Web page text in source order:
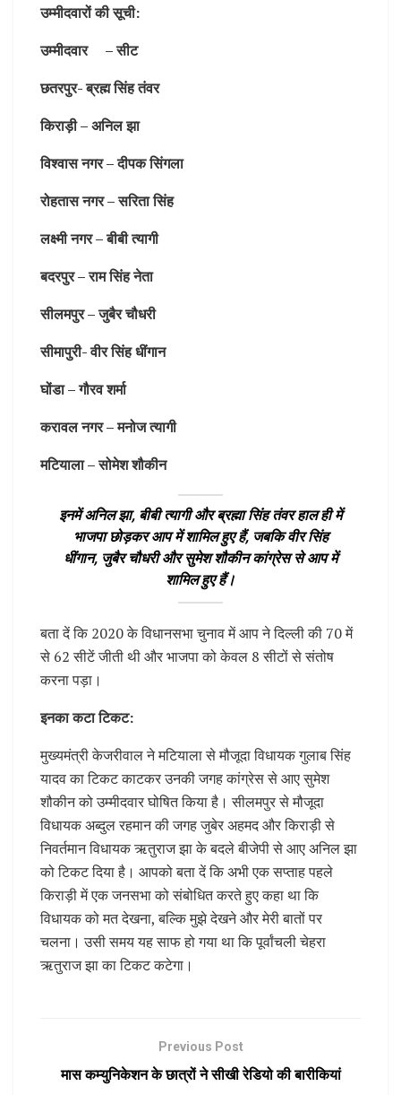
उम्मीदवारों की सूची:
उम्मीदवार – सीट
छतरपुर- ब्रह्म सिंह तंवर
किराड़ी – अनिल झा
विश्वास नगर – दीपक सिंगला
रोहतास नगर – सरिता सिंह
लक्ष्मी नगर – बीबी त्यागी
बदरपुर – राम सिंह नेता
सीलमपुर – जुबैर चौधरी
सीमापुरी- वीर सिंह धींगान
घोंडा – गौरव शर्मा
करावल नगर – मनोज त्यागी
मटियाला – सोमेश शौकीन
इनमें अनिल झा, बीबी त्यागी और ब्रह्मा सिंह तंवर हाल ही में
भाजपा छोड़कर आप में शामिल हुए हैं, जबकि वीर सिंह
धींगान, जुबैर चौधरी और सुमेश शौकीन कांग्रेस से आप में
शामिल हुए हैं।
बता दें कि 2020 के विधानसभा चुनाव में आप ने दिल्ली की 70 में
से 62 सीटें जीती थी और भाजपा को केवल 8 सीटों से संतोष
करना पड़ा।
इनका कटा टिकट:
मुख्यमंत्री केजरीवाल ने मटियाला से मौजूदा विधायक गुलाब सिंह
यादव का टिकट काटकर उनकी जगह कांग्रेस से आए सुमेश
शौकीन को उम्मीदवार घोषित किया है। सीलमपुर से मौजूदा
विधायक अब्दुल रहमान की जगह जुबेर अहमद और किराड़ी से
निवर्तमान विधायक ऋतुराज झा के बदले बीजेपी से आए अनिल झा
को टिकट दिया है। आपको बता दें कि अभी एक सप्ताह पहले
किराड़ी में एक जनसभा को संबोधित करते हुए कहा था कि
विधायक को मत देखना, बल्कि मुझे देखने और मेरी बातों पर
चलना। उसी समय यह साफ हो गया था कि पूर्वांचली चेहरा
ऋतुराज झा का टिकट कटेगा।
Previous Post
मास कम्युनिकेशन के छात्रों ने सीखी रेडियो की बारीकियां